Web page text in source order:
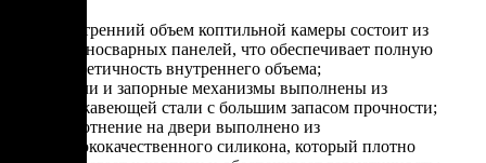
Внутренний объем коптильной камеры состоит из
цельносварных панелей, что обеспечивает полную
герметичность внутреннего объема;
Петли и запорные механизмы выполнены из
нержавеющей стали с большим запасом прочности;
Уплотнение на двери выполнено из
высококачественного силикона, который плотно